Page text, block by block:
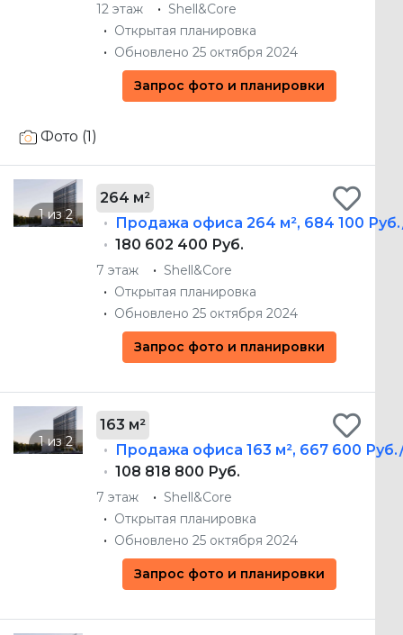
12 этаж
Shell&Core
Открытая планировка
Обновлено 25 октября 2024
Запрос фото и планировки
Фото (1)
264 м²
Продажа офиса264 м², 684 100
180 602 400 Руб.
7 этаж
Shell&Core
Открытая планировка
Обновлено 25 октября 2024
Запрос фото и планировки
163 м²
Продажа офиса163 м², 667 600
108 818 800 Руб.
7 этаж
Shell&Core
Открытая планировка
Обновлено 25 октября 2024
Запрос фото и планировки